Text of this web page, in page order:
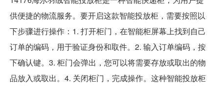
供便捷的物流服务。要开启这款智能投放柜，需要按照以
下步骤进行操作：1. 打开柜门，在智能柜屏幕上找到自己
订单的编码，用于验证身份和取件。2. 输入订单编码，按
下确认键。3. 柜门会弹出，您可以将需要存放或取出的物
品放入或取出。4. 关闭柜门，完成操作。这种智能投放柜